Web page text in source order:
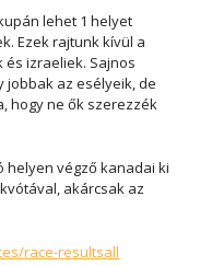
lehet 1 helyet
Ezek rajtunk kívül a
izraeliek. Sajnos
jobbak az esélyeik, de
hogy ne ők szerezzék
helyen végző kanadai ki
akárcsak az
race-resultsall